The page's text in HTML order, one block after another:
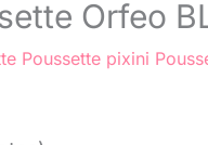
Orfeo
Poussette pixini